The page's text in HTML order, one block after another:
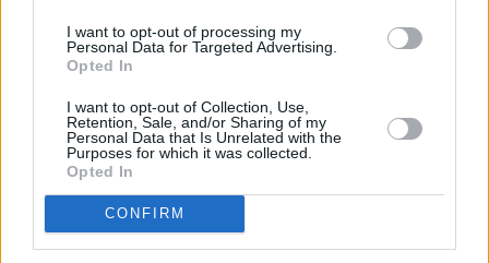
I want to opt-out of processing my
Personal Data for Targeted Advertising.
Opted In
I want to opt-out of Collection, Use,
Retention, Sale, and/or Sharing of my
Personal Data that Is Unrelated with the
Purposes for which it was collected.
Opted In
CONFIRM